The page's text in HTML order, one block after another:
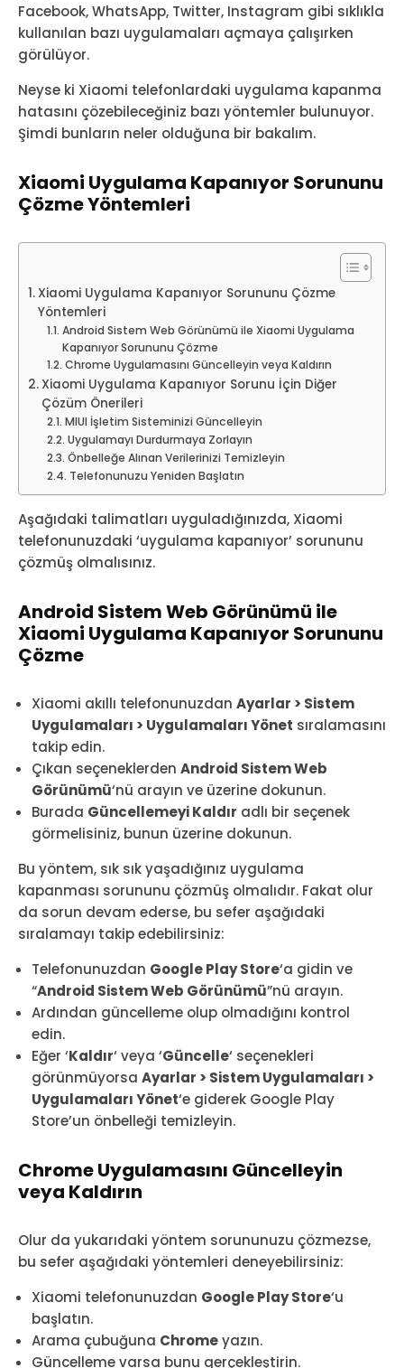
Facebook, WhatsApp, Twitter, Instagram gibi sıklıkla
kullanılan bazı uygulamaları açmaya çalışırken
görülüyor.
Neyse ki Xiaomi telefonlardaki uygulama kapanma
hatasını çözebileceğiniz bazı yöntemler bulunuyor.
Şimdi bunların neler olduğuna bir bakalım.
Xiaomi Uygulama Kapanıyor Sorununu
Çözme Yöntemleri
Xiaomi Uygulama Kapanıyor Sorununu Çözme
Yöntemleri
Android Sistem Web Görünümü ile Xiaomi Uygulama
Kapanıyor Sorununu Çözme
Chrome Uygulamasını Güncelleyin veya Kaldırın
Xiaomi Uygulama Kapanıyor Sorunu İçin Diğer
Çözüm Önerileri
MIUI İşletim Sisteminizi Güncelleyin
Uygulamayı Durdurmaya Zorlayın
Önbelleğe Alınan Verilerinizi Temizleyin
Telefonunuzu Yeniden Başlatın
Aşağıdaki talimatları uyguladığınızda, Xiaomi
telefonunuzdaki ‘uygulama kapanıyor’ sorununu
çözmüş olmalısınız.
Android Sistem Web Görünümü ile
Xiaomi Uygulama Kapanıyor Sorununu
Çözme
Xiaomi akıllı telefonunuzdan Ayarlar > Sistem
Uygulamaları > Uygulamaları Yönet sıralamasını
takip edin.
Çıkan seçeneklerden Android Sistem Web
Görünümü‘nü arayın ve üzerine dokunun.
Burada Güncellemeyi Kaldır adlı bir seçenek
görmelisiniz, bunun üzerine dokunun.
Bu yöntem, sık sık yaşadığınız uygulama
kapanması sorununu çözmüş olmalıdır. Fakat olur
da sorun devam ederse, bu sefer aşağıdaki
sıralamayı takip edebilirsiniz:
Telefonunuzdan Google Play Store‘a gidin ve
“Android Sistem Web Görünümü”nü arayın.
Ardından güncelleme olup olmadığını kontrol
edin.
Eğer ‘Kaldır‘ veya ‘Güncelle‘ seçenekleri
görünmüyorsa Ayarlar > Sistem Uygulamaları >
Uygulamaları Yönet‘e giderek Google Play
Store’un önbelleği temizleyin.
Chrome Uygulamasını Güncelleyin
veya Kaldırın
Olur da yukarıdaki yöntem sorununuzu çözmezse,
bu sefer aşağıdaki yöntemleri deneyebilirsiniz:
Xiaomi telefonunuzdan Google Play Store‘u
başlatın.
Arama çubuğuna Chromeyazın.
Güncelleme varsa bunu gerçekleştirin.